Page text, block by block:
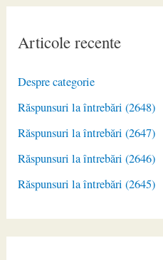
Articole recente
Despre categorie
Răspunsuri la întrebări (2648)
Răspunsuri la întrebări (2647)
Răspunsuri la întrebări (2646)
Răspunsuri la întrebări (2645)